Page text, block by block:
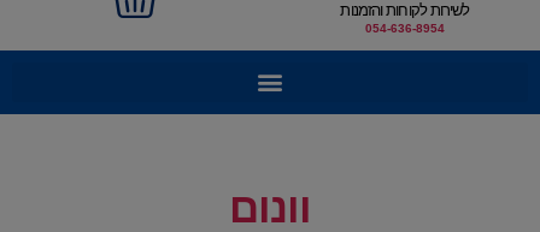
לשירות לקוחות והזמנות
054-636-8954
וונום